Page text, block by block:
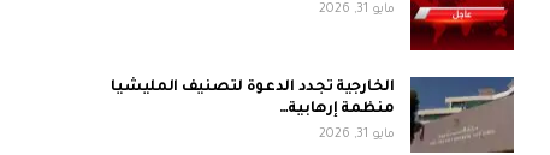
مايو 31, 2026
الخارجية تجدد الدعوة لتصنيف المليشيا
منظمة إرهابية…
مايو 31, 2026